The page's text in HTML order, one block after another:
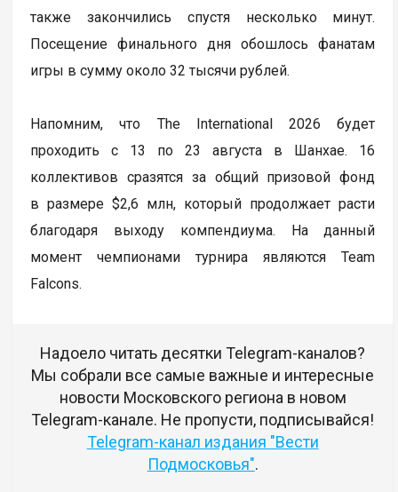
также закончились спустя несколько минут.
Посещение финального дня обошлось фанатам
игры в сумму около 32 тысячи рублей.
Напомним, что The International 2026 будет
проходить с 13 по 23 августа в Шанхае. 16
коллективов сразятся за общий призовой фонд
в размере $2,6 млн, который продолжает расти
благодаря выходу компендиума. На данный
момент чемпионами турнира являются Team
Falcons.
Надоело читать десятки Telegram-каналов?
Мы собрали все самые важные и интересные
новости Московского региона в новом
Telegram-канале. Не пропусти, подписывайся!
Telegram-канал издания "Вести
Подмосковья".